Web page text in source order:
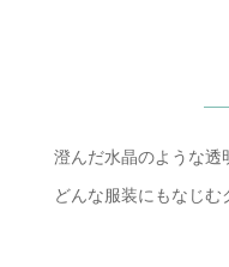
澄んだ水晶のような透
どんな服装にもなじむ